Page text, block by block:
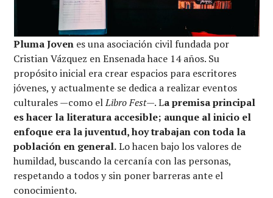
Pluma Joven es una asociación civil fundada por
Cristian Vázquez en Ensenada hace 14 años. Su
propósito inicial era crear espacios para escritores
jóvenes, y actualmente se dedica a realizar eventos
culturales —como elLibro Fest—. La premisa principal
es hacer la literatura accesible; aunque al inicio el
enfoque era la juventud, hoy trabajan con toda la
población en general.Lo hacen bajo los valores de
humildad, buscando la cercanía con las personas,
respetando a todos y sin poner barreras ante el
conocimiento.